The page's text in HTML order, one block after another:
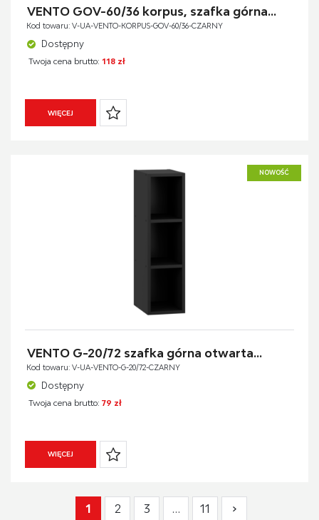
VENTO GOV-60/36 korpus, szafka górna...
Kod towaru: V-UA-VENTO-KORPUS-GOV-60/36-CZARNY
Dostępny
Twoja cena brutto: 118 zł
WIĘCEJ
NOWOŚĆ
VENTO G-20/72 szafka górna otwarta...
Kod towaru: V-UA-VENTO-G-20/72-CZARNY
Dostępny
Twoja cena brutto: 79 zł
WIĘCEJ
1 2 3 … 11